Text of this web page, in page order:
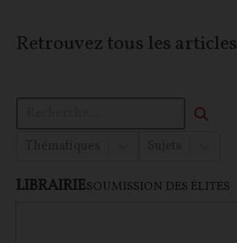
Retrouvez tous les articles
LIBRAIRIESOUMISSION DES ÉLITES